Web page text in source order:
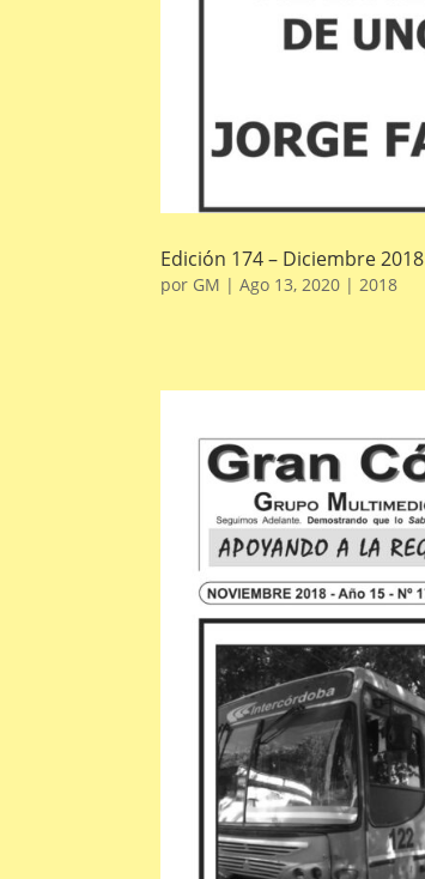
Edición 174 – Diciembre 2018
por GM |Ago 13, 2020 |2018